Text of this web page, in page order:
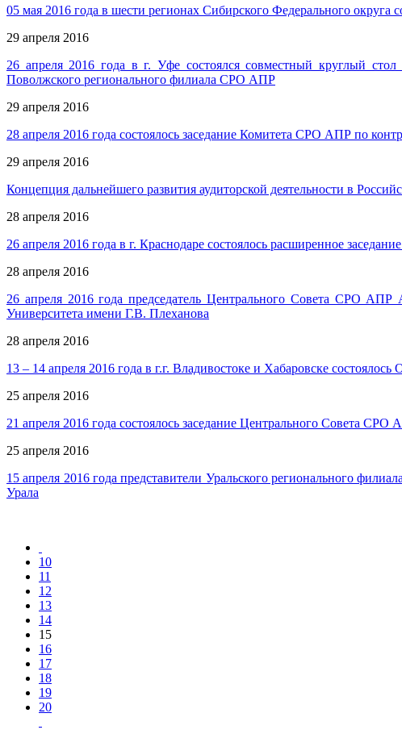
05 мая 2016 года в шести регионах Сибирского Федерального округа
29 апреля 2016
26 апреля 2016 года в г. Уфе состоялся совместный круглый
Поволжского регионального филиала СРО АПР
29 апреля 2016
28 апреля 2016 года состоялось заседание Комитета СРО АПР по
29 апреля 2016
Концепция дальнейшего развития аудиторской деятельности в
28 апреля 2016
26 апреля 2016 года в г. Краснодаре состоялось расширенное
28 апреля 2016
26 апреля 2016 года председатель Центрального Совета СРО АПР
Университета имени Г.В. Плеханова
28 апреля 2016
13 – 14 апреля 2016 года в г.г. Владивостоке и Хабаровске
25 апреля 2016
21 апреля 2016 года состоялось заседание Центрального Совета СРО
25 апреля 2016
15 апреля 2016 года представители Уральского регионального
Урала
10
11
12
13
14
15
16
17
18
19
20